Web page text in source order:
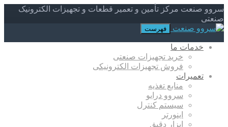
سروو صنعت مرکز تأمین و تعمیر قطعات و تجهیزات الکترونیک
صنعتی
فهرست
خدمات ما
خرید تجهیزات صنعتی
فروش تجهیزات الکترونیکی
تعمیرات
منابع تغذیه
سروو درایو
سیستم کنترل
اینورتر
ابزار دقیق